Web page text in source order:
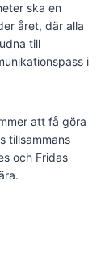
ska en
året, där alla
till
i
att få göra
tillsammans
och Fridas